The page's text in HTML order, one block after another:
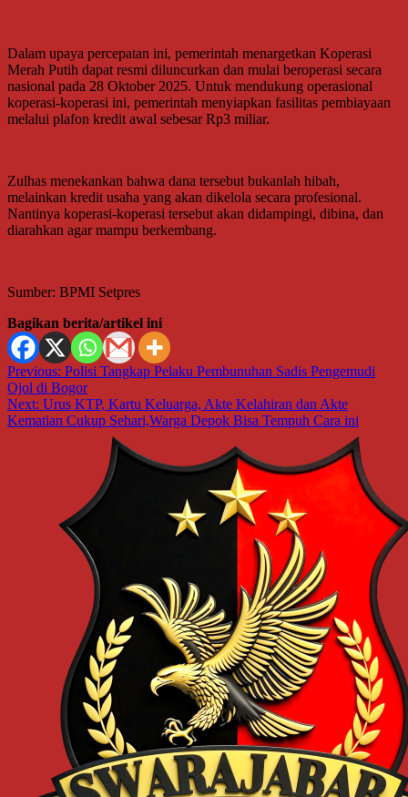
Dalam upaya percepatan ini, pemerintah menargetkan Koperasi
Merah Putih dapat resmi diluncurkan dan mulai beroperasi secara
nasional pada 28 Oktober 2025. Untuk mendukung operasional
koperasi-koperasi ini, pemerintah menyiapkan fasilitas pembiayaan
melalui plafon kredit awal sebesar Rp3 miliar.
Zulhas menekankan bahwa dana tersebut bukanlah hibah,
melainkan kredit usaha yang akan dikelola secara profesional.
Nantinya koperasi-koperasi tersebut akan didampingi, dibina, dan
diarahkan agar mampu berkembang.
Sumber: BPMI Setpres
Bagikan berita/artikel ini
Navigasi
pos
Previous: Polisi Tangkap Pelaku Pembunuhan Sadis Pengemudi
Ojol di Bogor
Next: Urus KTP, Kartu Keluarga, Akte Kelahiran dan Akte
Kematian Cukup Sehari,Warga Depok Bisa Tempuh Cara ini